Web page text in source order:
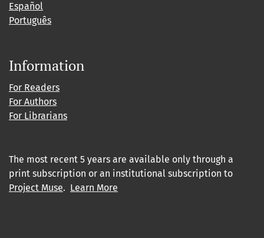
Español
Português
Information
For Readers
For Authors
For Librarians
The most recent 5 years are available only through a
print subscription or an institutional subscription to
Project Muse. Learn More